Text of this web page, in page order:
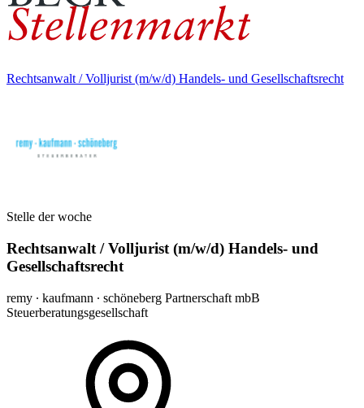
Rechtsanwalt / Volljurist (m/w/d) Handels- und Gesellschaftsrecht
Stelle der woche
Rechtsanwalt / Volljurist (m/w/d) Handels- und
Gesellschaftsrecht
remy ∙ kaufmann ∙ schöneberg Partnerschaft mbB
Steuerberatungsgesellschaft